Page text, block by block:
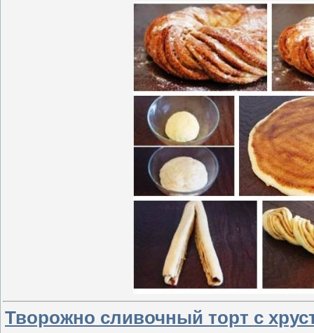
Творожно сливочный торт с